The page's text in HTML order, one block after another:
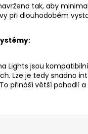
tak, aby
při dlouhodobém
Lights jsou
Lze je tedy snadno
přináší větší pohodlí